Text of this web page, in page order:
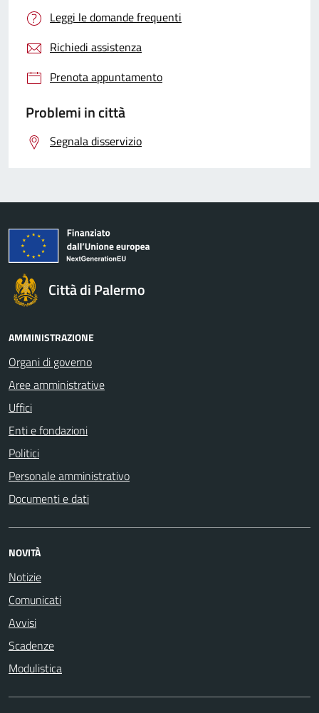
Leggi le domande frequenti
Richiedi assistenza
Prenota appuntamento
Problemi in città
Segnala disservizio
Città di Palermo
AMMINISTRAZIONE
Organi di governo
Aree amministrative
Uffici
Enti e fondazioni
Politici
Personale amministrativo
Documenti e dati
NOVITÀ
Notizie
Comunicati
Avvisi
Scadenze
Modulistica